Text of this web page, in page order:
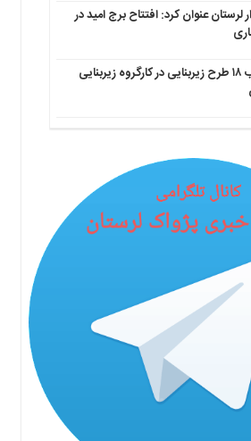
لرستان عنوان کرد: افتتاح برج امید در
تصویب ۱۸ طرح زیربنایی در کارگروه زیربنایی